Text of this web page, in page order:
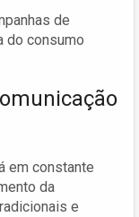
de
do consumo
em constante
da
e